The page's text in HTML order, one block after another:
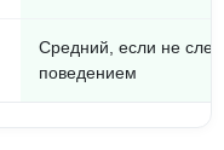
Средний, если не
поведением